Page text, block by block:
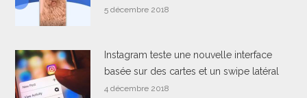
5 décembre 2018
Instagram teste une nouvelle interface
basée sur des cartes et un swipe latéral
4 décembre 2018